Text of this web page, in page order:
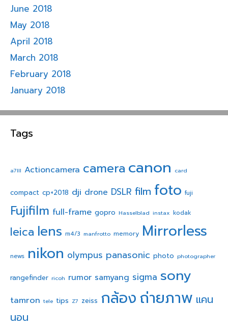
June 2018
May 2018
April 2018
March 2018
February 2018
January 2018
Tags
a7III Actioncamera camera canon card
compact cp+2018 dji drone DSLR film foto fuji
Fujifilm full-frame gopro Hasselblad instax kodak
leica lens m4/3 manfrotto memory Mirrorless
news nikon olympus panasonic photo photographer
rangefinder ricoh rumor samyang sigma sony
tamron tele tips Z7 zeiss กล้องถ่ายภาพ แคน
นอน